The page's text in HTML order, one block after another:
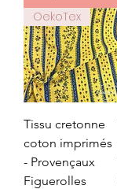
OekoTex
Tissu cretonne
coton imprimés
- Provençaux
Figuerolles